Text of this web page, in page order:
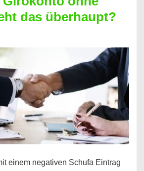
das überhaupt?
einem negativen Schufa Eintrag